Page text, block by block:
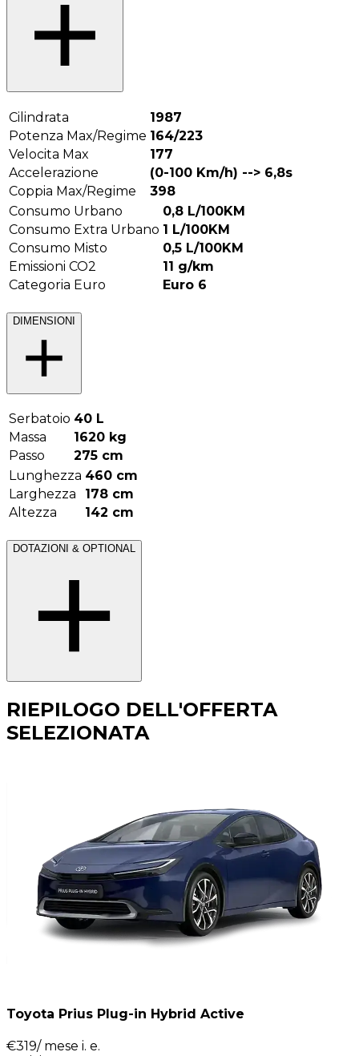
Cilindrata
1987
Potenza Max/Regime 164/223
Velocita Max
177
Accelerazione
(0-100 Km/h) --> 6,8s
Coppia Max/Regime
398
Consumo Urbano
0,8 L/100KM
Consumo Extra Urbano 1 L/100KM
Consumo Misto
0,5 L/100KM
Emissioni CO2
11 g/km
Categoria Euro
Euro 6
DIMENSIONI
Serbatoio 40 L
Massa
1620 kg
Passo
275 cm
Lunghezza 460 cm
Larghezza
178 cm
Altezza
142 cm
DOTAZIONI & OPTIONAL
RIEPILOGO DELL'OFFERTA
SELEZIONATA
Toyota Prius Plug-in Hybrid Active
€319/ mese i. e.